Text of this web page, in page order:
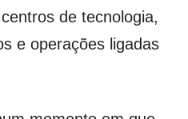
de tecnologia,
e operações ligadas